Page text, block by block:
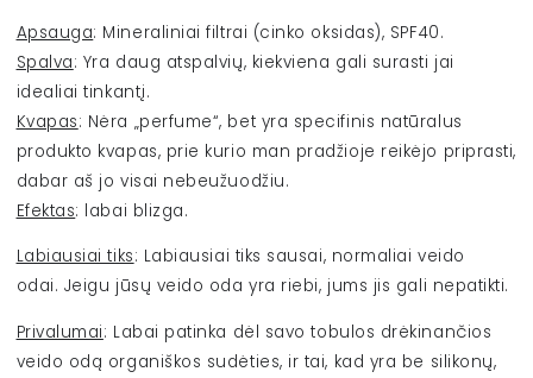
Apsauga: Mineraliniai filtrai (cinko oksidas), SPF40.
Spalva: Yra daug atspalvių, kiekviena gali surasti jai
idealiai tinkantį.
Kvapas: Nėra „perfume“, bet yra specifinis natūralus
produkto kvapas, prie kurio man pradžioje reikėjo priprasti,
dabar aš jo visai nebeužuodžiu.
Efektas: labai blizga.
Labiausiai tiks: Labiausiai tiks sausai, normaliai veido
odai. Jeigu jūsų veido oda yra riebi, jums jis gali nepatikti.
Privalumai: Labai patinka dėl savo tobulos drėkinančios
veido odą organiškos sudėties, ir tai, kad yra be silikonų,